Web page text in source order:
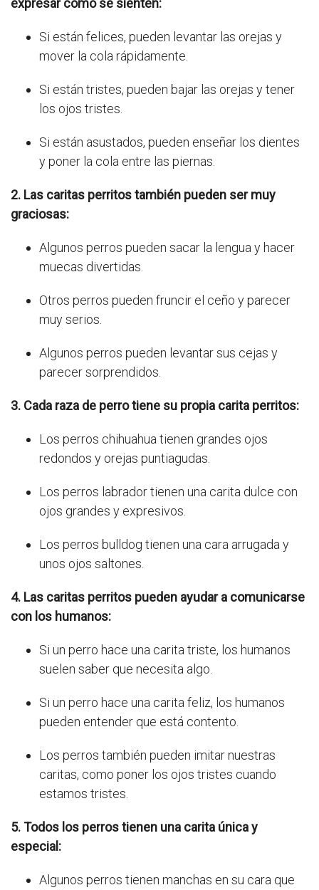
Si están felices, pueden levantar las orejas y
mover la cola rápidamente.
Si están tristes, pueden bajar las orejas y tener
los ojos tristes.
Si están asustados, pueden enseñar los dientes
y poner la cola entre las piernas.
2. Las caritas perritos también pueden ser muy
graciosas:
Algunos perros pueden sacar la lengua y hacer
muecas divertidas.
Otros perros pueden fruncir el ceño y parecer
muy serios.
Algunos perros pueden levantar sus cejas y
parecer sorprendidos.
3. Cada raza de perro tiene su propia carita perritos:
Los perros chihuahua tienen grandes ojos
redondos y orejas puntiagudas.
Los perros labrador tienen una carita dulce con
ojos grandes y expresivos.
Los perros bulldog tienen una cara arrugada y
unos ojos saltones.
4. Las caritas perritos pueden ayudar a comunicarse
con los humanos:
Si un perro hace una carita triste, los humanos
suelen saber que necesita algo.
Si un perro hace una carita feliz, los humanos
pueden entender que está contento.
Los perros también pueden imitar nuestras
caritas, como poner los ojos tristes cuando
estamos tristes.
5. Todos los perros tienen una carita única y
especial:
Algunos perros tienen manchas en su cara que